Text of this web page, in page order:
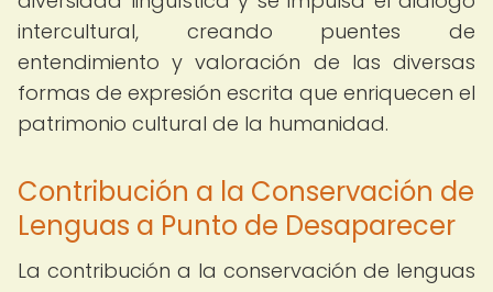
intercultural, creando puentes de
entendimiento y valoración de las diversas
formas de expresión escrita que enriquecen el
patrimonio cultural de la humanidad.
Contribución a la Conservación de
Lenguas a Punto de Desaparecer
La contribución a la conservación de lenguas